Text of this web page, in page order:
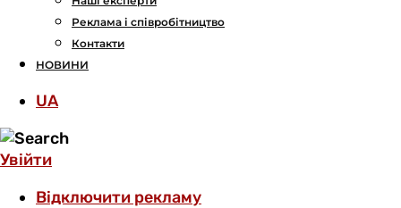
Реклама і співробітництво
Контакти
НОВИНИ
UA
Увійти
Відключити рекламу